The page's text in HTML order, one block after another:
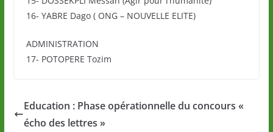
16- YABRE Dago ( ONG – NOUVELLE ELITE)
ADMINISTRATION
17- POTOPERE Tozim
Education : Phase opérationnelle du concours «
écho des lettres »